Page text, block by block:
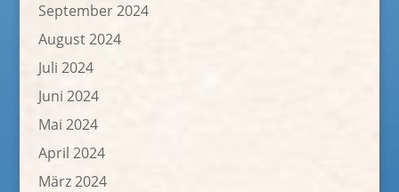
September 2024
August 2024
Juli 2024
Juni 2024
Mai 2024
April 2024
März 2024